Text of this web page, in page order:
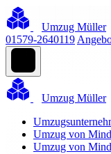
Umzug Müller
01579-2640119
Umzug Müller
Umzug von
Umzug von